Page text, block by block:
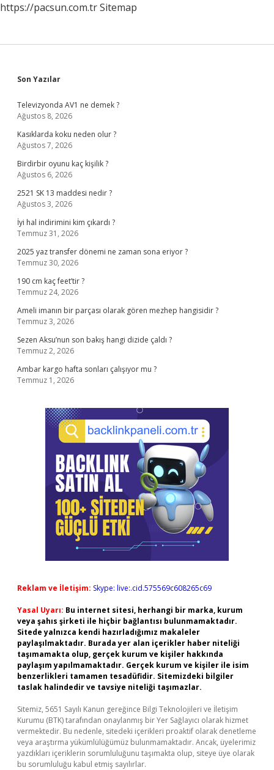
https://pacsun.com.trSitemap
Sidebar
Son Yazılar
Televizyonda AV1 ne demek ?
Ağustos 8, 2026
Kasıklarda koku neden olur ?
Ağustos 7, 2026
Birdirbir oyunu kaç kişilik ?
Ağustos 6, 2026
2521 SK 13 maddesi nedir ?
Ağustos 3, 2026
İyi hal indirimini kim çıkardı ?
Temmuz 31, 2026
2025 yaz transfer dönemi ne zaman sona eriyor ?
Temmuz 30, 2026
190 cm kaç feet’tir ?
Temmuz 24, 2026
Ameli imanın bir parçası olarak gören mezhep hangisidir ?
Temmuz 3, 2026
Sezen Aksu’nun son bakış hangi dizide çaldı ?
Temmuz 2, 2026
Ambar kargo hafta sonları çalışıyor mu ?
Temmuz 1, 2026
Reklam ve İletişim: Skype: live:.cid.575569c608265c69
Yasal Uyarı: Bu internet sitesi, herhangi bir marka, kurum
veya şahıs şirketi ile hiçbir bağlantısı bulunmamaktadır.
Sitede yalnızca kendi hazırladığımız makaleler
paylaşılmaktadır. Burada yer alan içerikler haber niteliği
taşımamakta olup, gerçek kurum ve kişiler hakkında
paylaşım yapılmamaktadır. Gerçek kurum ve kişiler ile isim
benzerlikleri tamamen tesadüfidir. Sitemizdeki bilgiler
taslak halindedir ve tavsiye niteliği taşımazlar.
Sitemiz, 5651 Sayılı Kanun gereğince Bilgi Teknolojileri ve İletişim
Kurumu (BTK) tarafından onaylanmış bir Yer Sağlayıcı olarak hizmet
vermektedir. Bu nedenle, sitedeki içerikleri proaktif olarak denetleme
veya araştırma yükümlülüğümüz bulunmamaktadır. Ancak, üyelerimiz
yazdıkları içeriklerin sorumluluğunu taşımakta olup, siteye üye olarak
bu sorumluluğu kabul etmiş sayılırlar.